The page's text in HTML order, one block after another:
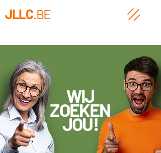
JLLC.BE
WIJ
ZOEKEN
JOU!